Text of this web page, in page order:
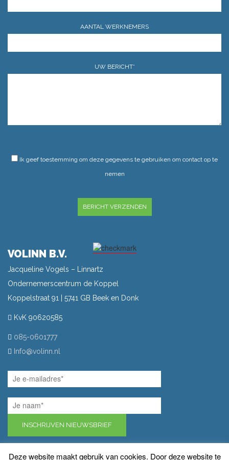
AANTAL WERKNEMERS
UW BERICHT*
Ik geef toestemming om deze gegevens te gebruiken om contact op te
nemen
VOLINN B.V.
Jacqueline Vogels – Linnartz
Ondernemerscentrum de Koppel
Koppelstraat 91 | 5741 GB Beek en Donk
KvK 90620585
085-0601777
Info@volinn.nl
INSCHRIJVEN NIEUWSBRIEF
Deze website maakt gebruik van cookies. Door deze website te